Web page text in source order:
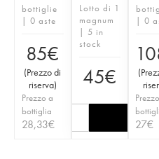
bottiglie
| 0 aste
85€
(Prezzo di
riserva)
Prezzo a
bottiglia
28,33€
Lotto di 1
magnum
| 5 in
stock
45€
| 0
(
27€